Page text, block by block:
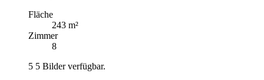
Fläche
243 m²
Zimmer
8
5 5 Bilder verfügbar.